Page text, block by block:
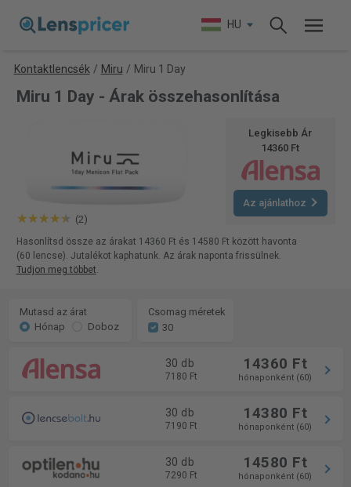
HU
Kontaktlencsék / Miru / Miru 1 Day
Miru 1 Day - Árak összehasonlítása
(2)
Legkisebb Ár
14360 Ft
Az ajánlathoz
Hasonlítsd össze az árakat 14360 Ft és 14580 Ft között havonta
(60 lencse). Jutalékot kaphatunk. Az árak naponta frissülnek.
Tudjon meg többet.
Mutasd az árat
Hónap
Doboz
Csomag méretek
30
30 db
7180 Ft
14360 Ft
hónaponként (60)
30 db
7190 Ft
14380 Ft
hónaponként (60)
30 db
7290 Ft
14580 Ft
hónaponként (60)